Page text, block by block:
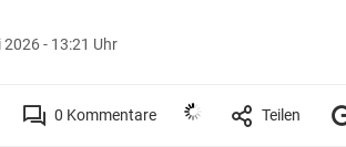
- 13:21 Uhr
0 Kommentare Teilen